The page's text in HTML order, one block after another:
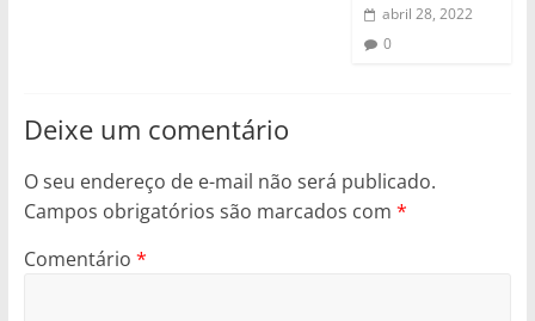
abril 28, 2022
0
Deixe um comentário
O seu endereço de e-mail não será publicado.
Campos obrigatórios são marcados com *
Comentário *